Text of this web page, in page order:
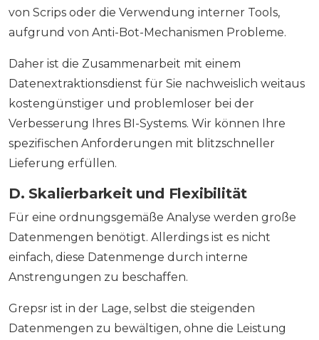
von Scrips oder die Verwendung interner Tools,
aufgrund von Anti-Bot-Mechanismen Probleme.
Daher ist die Zusammenarbeit mit einem
Datenextraktionsdienst für Sie nachweislich weitaus
kostengünstiger und problemloser bei der
Verbesserung Ihres BI-Systems. Wir können Ihre
spezifischen Anforderungen mit blitzschneller
Lieferung erfüllen.
D. Skalierbarkeit und Flexibilität
Für eine ordnungsgemäße Analyse werden große
Datenmengen benötigt. Allerdings ist es nicht
einfach, diese Datenmenge durch interne
Anstrengungen zu beschaffen.
Grepsr ist in der Lage, selbst die steigenden
Datenmengen zu bewältigen, ohne die Leistung